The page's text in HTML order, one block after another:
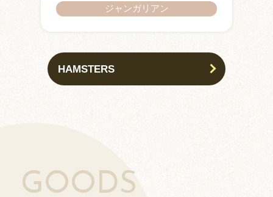
ジャンガリアン
HAMSTERS
GOODS